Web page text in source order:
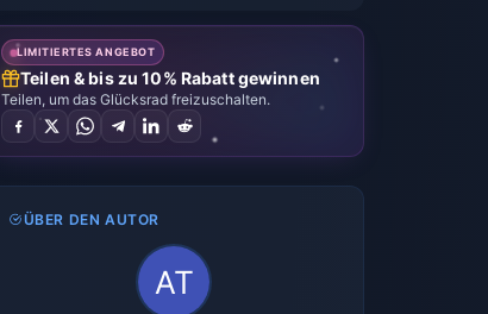
LIMITIERTES ANGEBOT
Teilen & bis zu 10% Rabatt gewinnen
Teilen, um das Glücksrad freizuschalten.
ÜBER DEN AUTOR